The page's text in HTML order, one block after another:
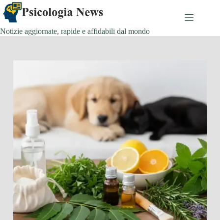
Salta
al
contenuto
Notizie aggiornate, rapide e affidabili dal mondo